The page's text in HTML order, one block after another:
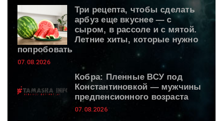
Три рецепта, чтобы сделать
арбуз еще вкуснее — с
сыром, в рассоле и с мятой.
Летние хиты, которые нужно
попробовать
07.08.2026
Кобра: Пленные ВСУ под
Константиновкой — мужчины
предпенсионного возраста
07.08.2026